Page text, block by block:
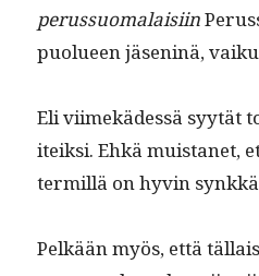
perus­suo­ma­laisi­in
puolueen jäs­en­inä,
Eli viimekädessä syytät
iteik­si. Ehkä muis­tanet,
ter­mil­lä on hyvin
Pelkään myös, että